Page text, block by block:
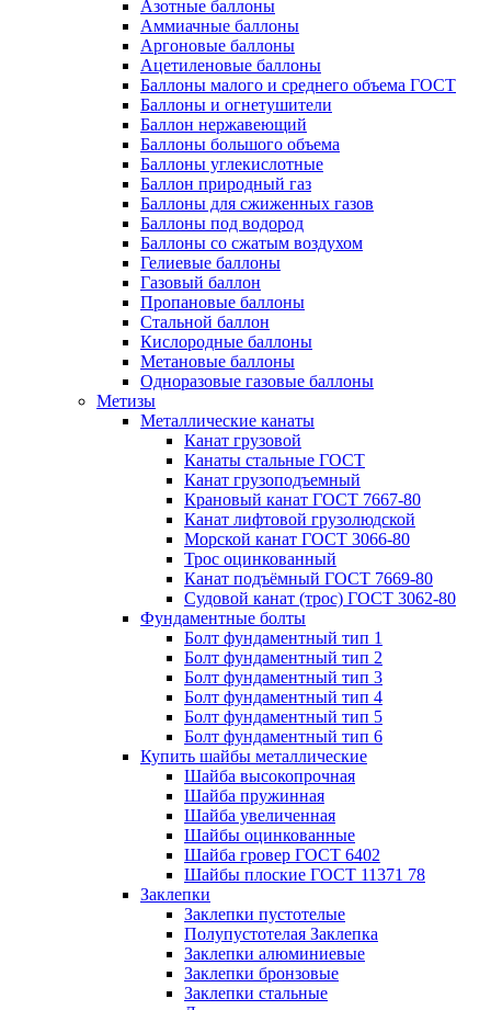
Азотные баллоны
Аммиачные баллоны
Аргоновые баллоны
Ацетиленовые баллоны
Баллоны малого и среднего объема ГОСТ
Баллоны и огнетушители
Баллон нержавеющий
Баллоны большого объема
Баллоны углекислотные
Баллон природный газ
Баллоны для сжиженных газов
Баллоны под водород
Баллоны со сжатым воздухом
Гелиевые баллоны
Газовый баллон
Пропановые баллоны
Стальной баллон
Кислородные баллоны
Метановые баллоны
Одноразовые газовые баллоны
Метизы
Металлические канаты
Канат грузовой
Канаты стальные ГОСТ
Канат грузоподъемный
Крановый канат ГОСТ 7667-80
Канат лифтовой грузолюдской
Морской канат ГОСТ 3066-80
Трос оцинкованный
Канат подъёмный ГОСТ 7669-80
Судовой канат (трос) ГОСТ 3062-80
Фундаментные болты
Болт фундаментный тип 1
Болт фундаментный тип 2
Болт фундаментный тип 3
Болт фундаментный тип 4
Болт фундаментный тип 5
Болт фундаментный тип 6
Купить шайбы металлические
Шайба высокопрочная
Шайба пружинная
Шайба увеличенная
Шайбы оцинкованные
Шайба гровер ГОСТ 6402
Шайбы плоские ГОСТ 11371 78
Заклепки
Заклепки пустотелые
Полупустотелая Заклепка
Заклепки алюминиевые
Заклепки бронзовые
Заклепки стальные